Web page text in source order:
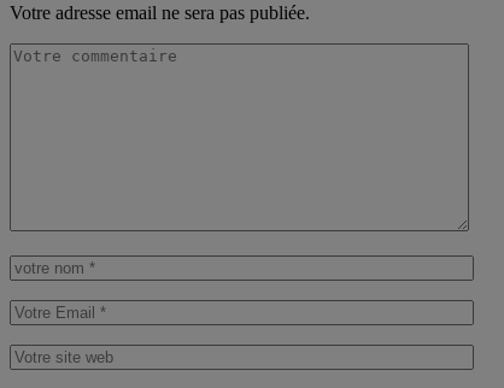
Votre adresse email ne sera pas publiée.